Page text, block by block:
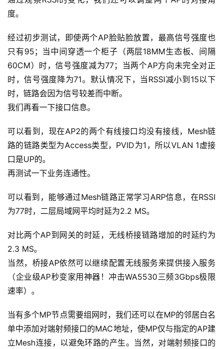
运
营
录
经
验
教
程
软
件
用
服
务
项
I
提
示
开
源
度。
经过初步测试，即使两个AP脸贴脸放置，最高信号强度也
只有95；当中间穿透一个柜子（两层18MM生态板、间隔
60CM）时，信号强度减为77；当两个AP方向未完全对正
时，信号强度降为71。默认情况下，当RSSI减小到15以下
时，链路会因为信号较差而中断。
我们再看一下接口信息。
可以看到，现在AP2的两个有线接口均没有接线，Mesh链
路的链路类型为Access类型，PVID为1，所以VLAN 1虚接
口是UP的。
再测试一下业务连通性。
可以看到，能够通过Mesh链路正常学习ARP信息，在RSSI
为77时，二层局域网平均时延为2.2 MS。
对比两个AP到网关的时延，无线桥接链路增加的时延约为
2.3 MS。
当然，桥接AP依然可以继续配置无线服务来提供接入服务
（企业级AP秒变家用神器！冲击WA5530三频3Gbps极限
速率）。
当有多个MP节点需要组网时，我们还可以在MP的邻居白名
单中添加对端射频接口的MAC地址，使MP仅与指定的AP建
立Mesh连接，以避免环路的产生。当然，对端射频接口的